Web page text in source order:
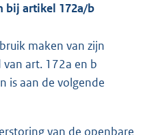
bij artikel 172a/b
maken van zijn
art. 172a en b
is aan de volgende
van de openbare